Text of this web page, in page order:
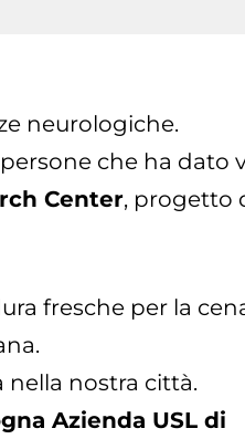
neurologiche.
che ha dato
Center, progetto
fresche per la
nella nostra città.
Azienda USL di